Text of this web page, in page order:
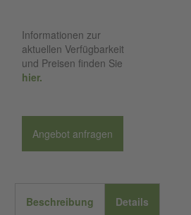
Informationen zur
aktuellen Verfügbarkeit
und Preisen finden Sie
hier.
Angebot anfragen
Beschreibung Details